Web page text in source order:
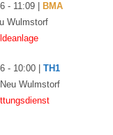
- 11:09 |
BMA
Wulmstorf
- 10:00 |TH1
Wulmstorf